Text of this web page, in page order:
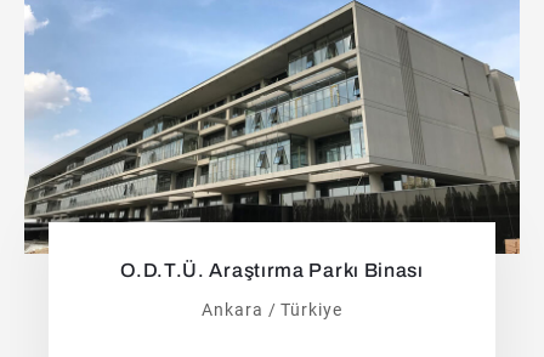
O.D.T.Ü. Araştırma Parkı Binası
Ankara / Türkiye